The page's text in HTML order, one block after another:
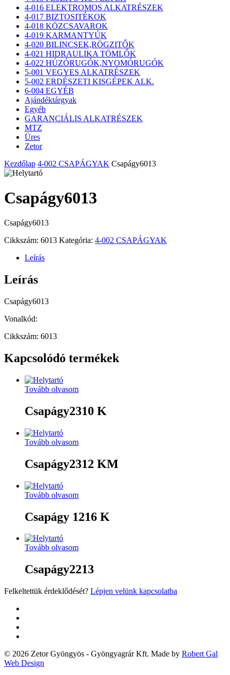
4-016 ELEKTROMOS ALKATRÉSZEK
4-017 BIZTOSITÉKOK
4-018 KÖZCSAVAROK
4-019 KARMANTYÚK
4-020 BILINCSEK,RÖGZITŐK
4-021 HIDRAULIKA TÖMLŐK
4-022 HÚZÓRUGÓK,NYOMÓRUGÓK
5-001 VEGYES ALKATRÉSZEK
5-002 ERDÉSZETI KISGÉPEK ALK.
6-004 EGYÉB
Ajándéktárgyak
Egyéb
GARANCIÁLIS ALKATRÉSZEK
MTZ
Üres
Zetor
Kezdőlap 4-002 CSAPÁGYAK Csapágy6013
Csapágy6013
Csapágy6013
Cikkszám: 6013 Kategória: 4-002 CSAPÁGYAK
Leírás
Leírás
Csapágy6013
Vonalkód:
Cikkszám: 6013
Kapcsolódó termékek
Tovább olvasom
Csapágy2310 K
Tovább olvasom
Csapágy2312 KM
Tovább olvasom
Csapágy 1216 K
Tovább olvasom
Csapágy2213
Felkeltettük érdeklődését? Lépjen velünk kapcsolatba
© 2026 Zetor Gyöngyös - Gyöngyagrár Kft. Made by Robert Gal
Web Design